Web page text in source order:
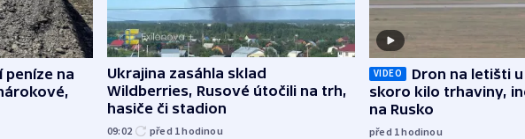
peníze na
Ukrajina zasáhla sklad
Wildberries, Rusové útočili na trh,
hasiče či stadion
09:02 před 1hodinou
VIDEO
Dron na letišti
skoro kilo trhaviny,
na Rusko
před 1hodinou